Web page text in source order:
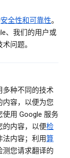
安全性和可靠性。
、我们的用户或
问题。
多种不同的技术
内容，以便为您
用 Google 服务
的内容，以便检
法内容；利用算
测您请求翻译的